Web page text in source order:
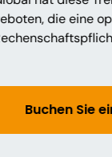
die eine
Buchen Sie